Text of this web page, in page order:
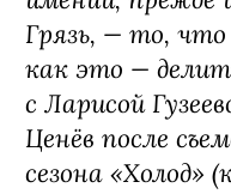
Грязь, — то,
как это —
с Ларисой
Ценёв после
сезона «Холод»